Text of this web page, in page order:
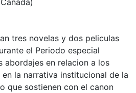
tres novelas y dos peliculas
el Periodo especial
abordajes en relacion a los
la narrativa institucional de la
que sostienen con el canon